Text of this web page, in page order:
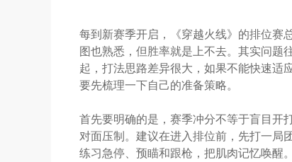
每到新赛季开启，《穿越火线》的排位赛
图也熟悉，但胜率就是上不去。其实问题
起，打法思路差异很大，如果不能快速适
要先梳理一下自己的准备策略。
首先要明确的是，赛季冲分不等于盲目开
对面压制。建议在进入排位前，先打一局
练习急停、预瞄和跟枪，把肌肉记忆唤醒